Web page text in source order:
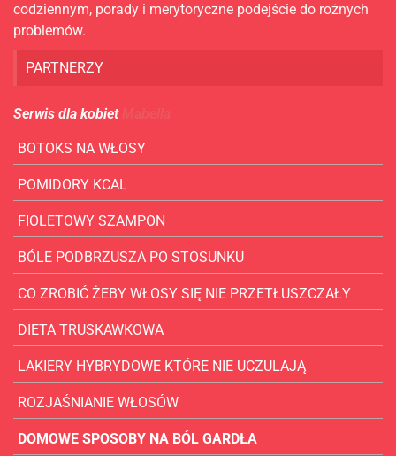
codziennym, porady i merytoryczne podejście do rożnych
problemów.
PARTNERZY
Serwis dla kobiet
BOTOKS NA WŁOSY
POMIDORY KCAL
FIOLETOWY SZAMPON
BÓLE PODBRZUSZA PO STOSUNKU
CO ZROBIĆ ŻEBY WŁOSY SIĘ NIE PRZETŁUSZCZAŁY
DIETA TRUSKAWKOWA
LAKIERY HYBRYDOWE KTÓRE NIE UCZULAJĄ
ROZJAŚNIANIE WŁOSÓW
DOMOWE SPOSOBY NA BÓL GARDŁA